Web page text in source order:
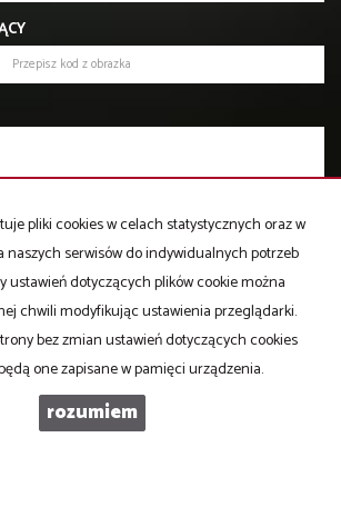
KLAUZULI RODO
pliki cookies w celach statystycznych oraz w
naszych serwisów do indywidualnych potrzeb
ustawień dotyczących plików cookie można
chwili modyfikując ustawienia przeglądarki.
bez zmian ustawień dotyczących cookies
one zapisane w pamięci urządzenia.
rozumiem